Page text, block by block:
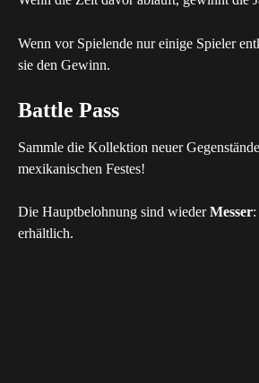
Wenn vor Spielende nur einige Spieler
sie den Gewinn.
Battle Pass
Sammle die Kollektion neuer
mexikanischen Festes!
Die Hauptbelohnung sind wieder Messer
erhältlich.